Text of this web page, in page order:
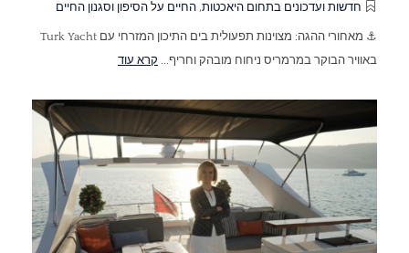
חדשות ועדכונים בתחום היאכטות, החיים על הסיפון וסגנון החיים
⚓ מאחורי ההגה: מצוינות תפעולית בים התיכון המזרחי עם Turk Yacht
באוויר הבוקר במרמריס ניחוח מובהק וחריף... קרא עוד